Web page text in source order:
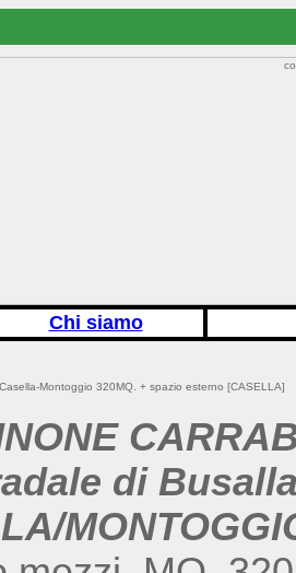
Chi siamo
Montoggio 320MQ. + spazio esterno [CASELLA]
di